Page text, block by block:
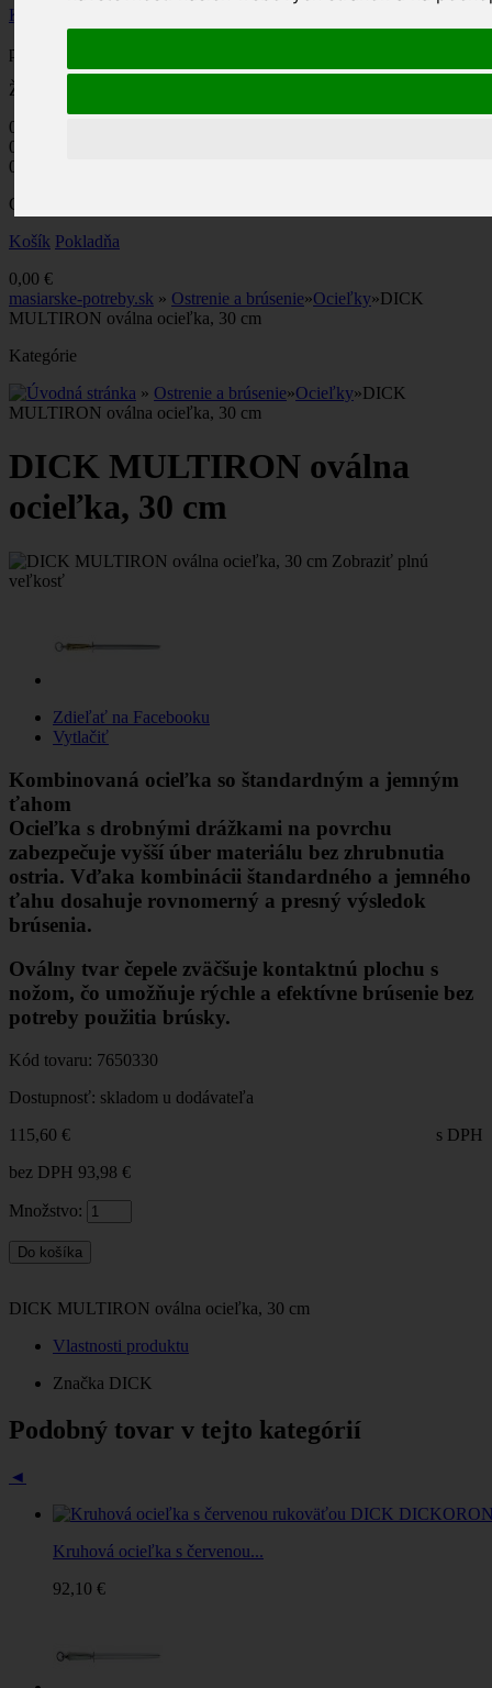
Košík
produkt
Žiadne produkty
0,00 €
0,00 €
0,00 €
Ceny s DPH
Košík Pokladňa
0,00 €
masiarske-potreby.sk » Ostrenie a brúsenie»Ocieľky»DICK
MULTIRON oválna ocieľka, 30 cm
Kategórie
» Ostrenie a brúsenie»Ocieľky»DICK
MULTIRON oválna ocieľka, 30 cm
DICK MULTIRON oválna
ocieľka, 30 cm
Zobraziť plnú
veľkosť
Zdieľať na Facebooku
Vytlačiť
Kombinovaná ocieľka so štandardným a jemným
ťahom
Ocieľka s drobnými drážkami na povrchu
zabezpečuje vyšší úber materiálu bez zhrubnutia
ostria. Vďaka kombinácii štandardného a jemného
ťahu dosahuje rovnomerný a presný výsledok
brúsenia.
Oválny tvar čepele zväčšuje kontaktnú plochu s
nožom, čo umožňuje rýchle a efektívne brúsenie bez
potreby použitia brúsky.
Kód tovaru: 7650330
Dostupnosť: skladom u dodávateľa
s DPH
115,60 €
bez DPH 93,98 €
Množstvo:
DICK MULTIRON oválna ocieľka, 30 cm
Vlastnosti produktu
Značka DICK
Podobný tovar v tejto kategórií
◄
Kruhová ocieľka s červenou...
92,10 €